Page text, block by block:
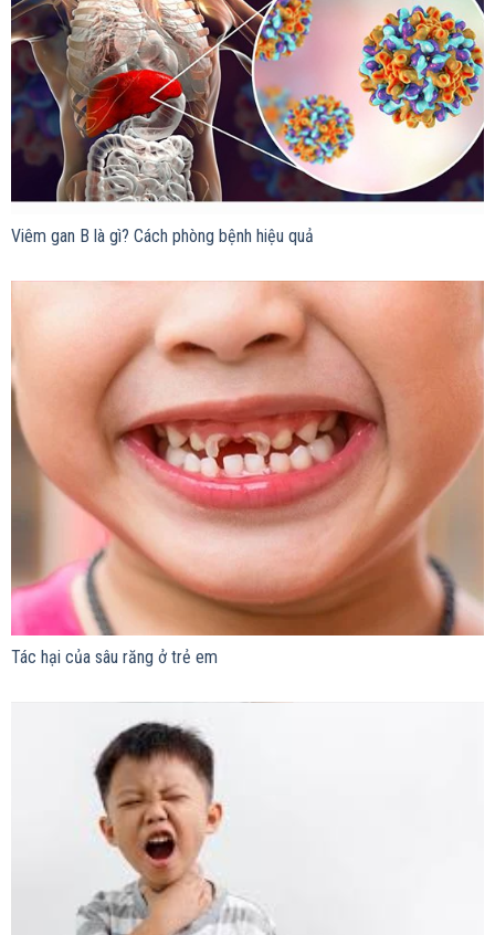
Viêm gan B là gì? Cách phòng bệnh hiệu quả
Tác hại của sâu răng ở trẻ em